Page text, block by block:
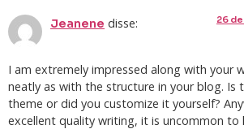
Jeanene disse: 26
I am extremely impressed along with your
neatly as with the structure in your blog. Is
theme or did you customize it yourself?
excellent quality writing, it is uncommon to